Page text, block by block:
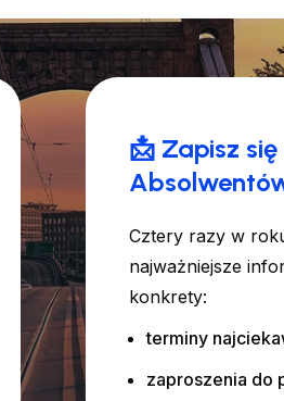
📩 Zapisz
Cztery razy w
najważniejsze
konkrety:
terminy
zaproszenia do